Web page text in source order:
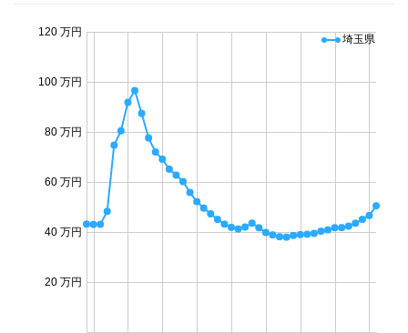
20 万円
40 万円
60 万円
80 万円
100 万円
120 万円
埼玉県